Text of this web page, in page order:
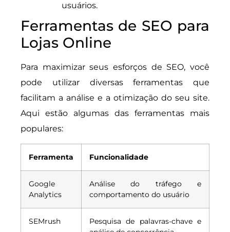
usuários.
Ferramentas de SEO para
Lojas Online
Para maximizar seus esforços de SEO, você
pode utilizar diversas ferramentas que
facilitam a análise e a otimização do seu site.
Aqui estão algumas das ferramentas mais
populares:
Ferramenta Funcionalidade
Google
Analytics
Análise do tráfego e
comportamento do usuário
SEMrush
Pesquisa de palavras-chave e